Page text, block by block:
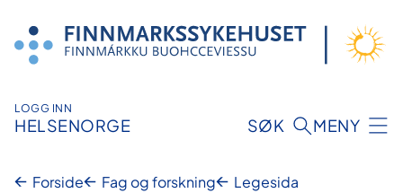
innhold
LOGG INN
HELSENORGE SØK MENY
Forside Fag og forskning
Legesida